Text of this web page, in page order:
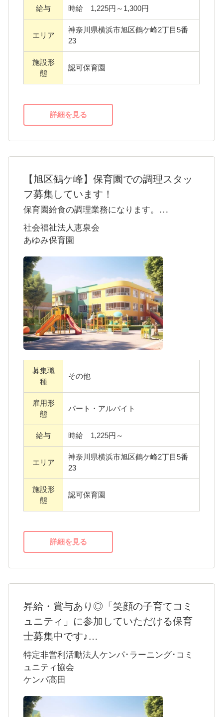
方はご相談いただけます。
・新人保育士さんはしっかりとサポート♪新卒
の方も安心してご応募ください。
給与 時給 1,225円～1,300円
エリア
神奈川県横浜市旭区鶴ケ峰2丁目5番
23
施設形
態
認可保育園
詳細を見る
【旭区鶴ケ峰】保育園での調理スタッ
フ募集しています！
保育園給食の調理業務になります。
栄養士の立てた献立を基に、仕込みや盛り付
け、調理器具や食器の洗浄などを行っていた
だきます。
未経験でも簡単な作業から始めていきますの
で、安心してお仕事を始められます。
ご経験によっては、調理責任者などもお任せ
できればと思っています。
給食を通じて、子どもたちの食生活をサポー
トしてみませんか。
※必要な経験：調理業務の経験あれば尚可
※必要な免許：調理師免許あれば尚可
社会福祉法人恵泉会
あゆみ保育園
募集職
種
その他
雇用形
態
パート・アルバイト
給与 時給 1,225円～
エリア
神奈川県横浜市旭区鶴ケ峰2丁目5番
23
施設形
態
認可保育園
詳細を見る
昇給・賞与あり◎「笑顔の子育てコミ
ュニティ」に参加していただける保育
士募集中です♪
横浜市港北区高田東に誕生したケンパ高田を
はじめ、都内を中心に複数の保育所を運営す
るケンパ・ラーニング・コミュニティ協会。
ここでは「子どもたちのために何ができるだ
ろう」と本気で考える、さまざまな職種から
特定非営利活動法人ケンパ･ラーニング･コミ
ュニティ協会
ケンパ高田